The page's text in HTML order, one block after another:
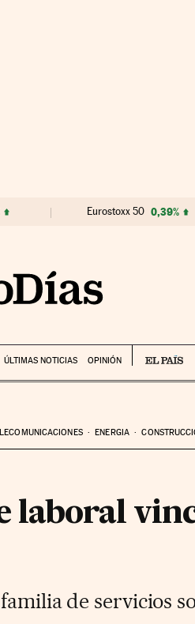
Eurostoxx 50 0,39%
ÚLTIMAS NOTICIAS OPINIÓN
ENERGIA
laboral
de servicios